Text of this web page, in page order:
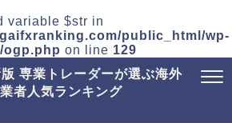
variable $str in
public_html/wp-
ogp.php on line 129
専業トレーダーが選ぶ海外
者人気ランキング